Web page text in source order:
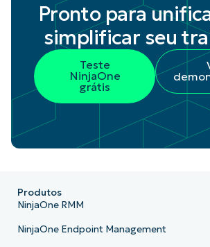
Pronto para
simplificar seu
Teste
NinjaOne
grátis
Produtos
NinjaOne RMM
NinjaOne Endpoint Management